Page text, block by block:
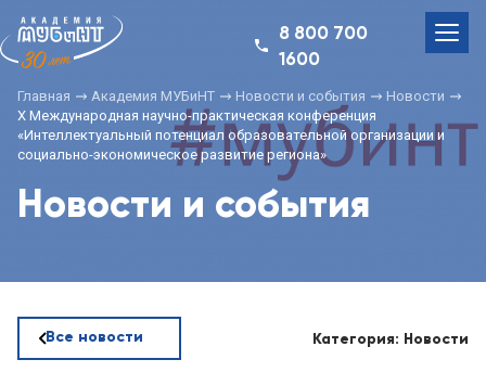
8 800 700
1600
Главная Академия МУБиНТ Новости и события
Новости
Х Международная научно-практическая конференция
«Интеллектуальный потенциал образовательной организации и
социально-экономическое развитие региона»
Новости и события
Все новости Категория: Новости